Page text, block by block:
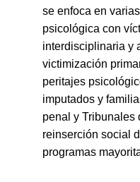
se enfoca en
psicológica con
interdisciplinaria y
victimización
peritajes
imputados y
penal y Tribunales
reinserción social
programas